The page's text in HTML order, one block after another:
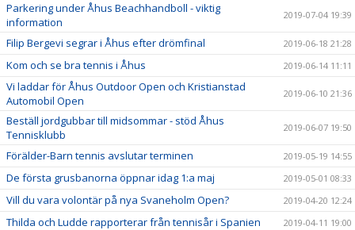
Parkering under Åhus Beachhandboll - viktig
information
2019-07-04 19:39
Filip Bergevi segrar i Åhus efter drömfinal 2019-06-18 21:28
Kom och se bra tennis i Åhus 2019-06-14 11:11
Vi laddar för Åhus Outdoor Open och Kristianstad
Automobil Open
2019-06-10 21:36
Beställ jordgubbar till midsommar - stöd Åhus
Tennisklubb
2019-06-07 19:50
Förälder-Barn tennis avslutar terminen 2019-05-19 14:55
De första grusbanorna öppnar idag 1:a maj 2019-05-01 08:33
Vill du vara volontär på nya Svaneholm Open? 2019-04-20 12:24
Thilda och Ludde rapporterar från tennisår i Spanien 2019-04-11 19:00